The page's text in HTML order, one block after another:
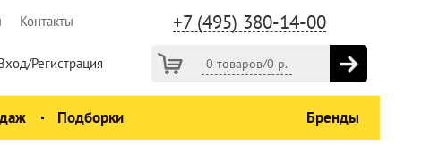
+7 (495) 380-14-00
Контакты
0 товаров/0 р.
Регистрация
Подборки Бренды